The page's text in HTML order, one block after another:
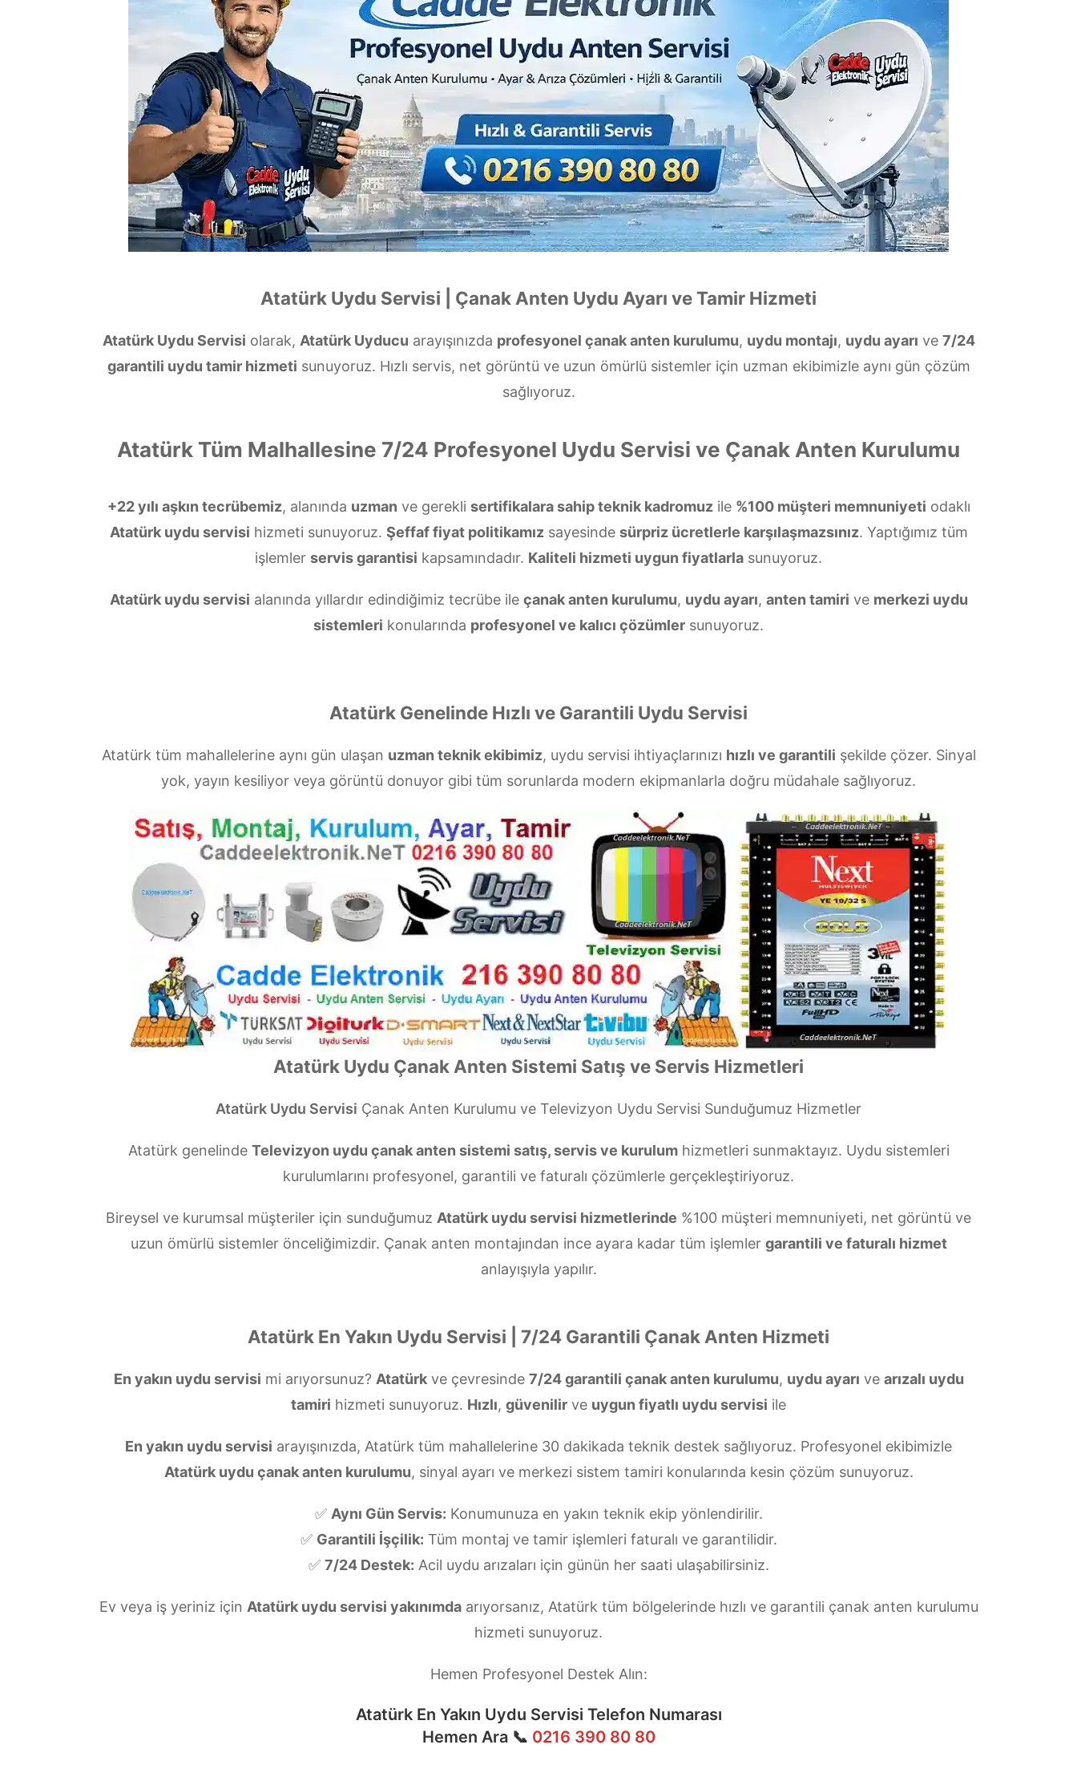
Atatürk Uydu Servisi | Çanak Anten Uydu Ayarı ve Tamir Hizmeti
Atatürk Uydu Servisi olarak, Atatürk Uyducu arayışınızda profesyonel çanak anten kurulumu, uydu montajı, uydu ayarı ve 7/24
garantili uydu tamir hizmeti sunuyoruz. Hızlı servis, net görüntü ve uzun ömürlü sistemler için uzman ekibimizle aynı gün çözüm
sağlıyoruz.
Atatürk Tüm Malhallesine 7/24 Profesyonel Uydu Servisi ve Çanak Anten Kurulumu
+22 yılı aşkın tecrübemiz, alanında uzman ve gerekli sertifikalara sahip teknik kadromuzile %100 müşteri memnuniyeti odaklı
Atatürk uydu servisi hizmeti sunuyoruz. Şeffaf fiyat politikamızsayesinde sürpriz ücretlerle karşılaşmazsınız. Yaptığımız tüm
işlemler servis garantisi kapsamındadır. Kaliteli hizmeti uygun fiyatlarla sunuyoruz.
Atatürk uydu servisi alanında yıllardır edindiğimiz tecrübe ile çanak anten kurulumu, uydu ayarı, anten tamiri ve merkezi uydu
sistemleri konularında profesyonel ve kalıcı çözümler sunuyoruz.
Atatürk Genelinde Hızlı ve Garantili Uydu Servisi
Atatürk tüm mahallelerine aynı gün ulaşan uzman teknik ekibimiz, uydu servisi ihtiyaçlarınızı hızlı ve garantili şekilde çözer. Sinyal
yok, yayın kesiliyor veya görüntü donuyor gibi tüm sorunlarda modern ekipmanlarla doğru müdahale sağlıyoruz.
Atatürk Uydu Çanak Anten Sistemi Satış ve Servis Hizmetleri
Atatürk Uydu Servisi Çanak Anten Kurulumu ve Televizyon Uydu Servisi Sunduğumuz Hizmetler
Atatürk genelinde Televizyon uydu çanak anten sistemi satış, servis ve kurulumhizmetleri sunmaktayız. Uydu sistemleri
kurulumlarını profesyonel, garantili ve faturalı çözümlerle gerçekleştiriyoruz.
Bireysel ve kurumsal müşteriler için sunduğumuz Atatürk uydu servisi hizmetlerinde %100 müşteri memnuniyeti, net görüntü ve
uzun ömürlü sistemler önceliğimizdir. Çanak anten montajından ince ayara kadar tüm işlemler garantili ve faturalı hizmet
anlayışıyla yapılır.
Atatürk En Yakın Uydu Servisi | 7/24 Garantili Çanak Anten Hizmeti
En yakın uydu servisi mi arıyorsunuz? Atatürkve çevresinde 7/24 garantili çanak anten kurulumu, uydu ayarı ve arızalı uydu
tamiri hizmeti sunuyoruz. Hızlı, güvenilir ve uygun fiyatlı uydu servisi ile
En yakın uydu servisi arayışınızda, Atatürk tüm mahallelerine 30 dakikada teknik destek sağlıyoruz. Profesyonel ekibimizle
Atatürk uydu çanak anten kurulumu, sinyal ayarı ve merkezi sistem tamiri konularında kesin çözüm sunuyoruz.
✅ Aynı Gün Servis: Konumunuza en yakın teknik ekip yönlendirilir.
✅ Garantili İşçilik: Tüm montaj ve tamir işlemleri faturalı ve garantilidir.
✅ 7/24 Destek: Acil uydu arızaları için günün her saati ulaşabilirsiniz.
Ev veya iş yeriniz için Atatürk uydu servisi yakınımdaarıyorsanız, Atatürk tüm bölgelerinde hızlı ve garantili çanak anten kurulumu
hizmeti sunuyoruz.
Hemen Profesyonel Destek Alın:
Atatürk En Yakın Uydu Servisi Telefon Numarası
Hemen Ara 📞 0216 390 80 80